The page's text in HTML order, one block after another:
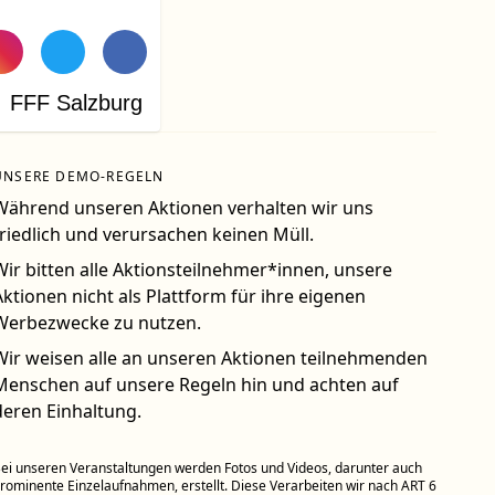
FFF Salzburg
DEMO-REGELN
unseren Aktionen verhalten wir uns
und verursachen keinen Müll.
bitten alle Aktionsteilnehmer*innen, unsere
nicht als Plattform für ihre eigenen
zu nutzen.
weisen alle an unseren Aktionen teilnehmenden
auf unsere Regeln hin und achten auf
Einhaltung.
unseren Veranstaltungen werden Fotos und Videos, darunter auch
Einzelaufnahmen, erstellt. Diese Verarbeiten wir nach ART 6